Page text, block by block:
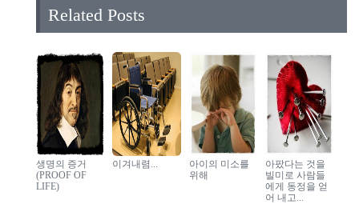
Related Posts
생명의 증거
(PROOF OF
LIFE)
이겨내렴...
아이의 미소를
위해
아팠다는 것을
빌미로 사람들
에게 동정을 얻
어 내고...